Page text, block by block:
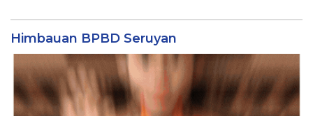
Himbauan BPBD Seruyan